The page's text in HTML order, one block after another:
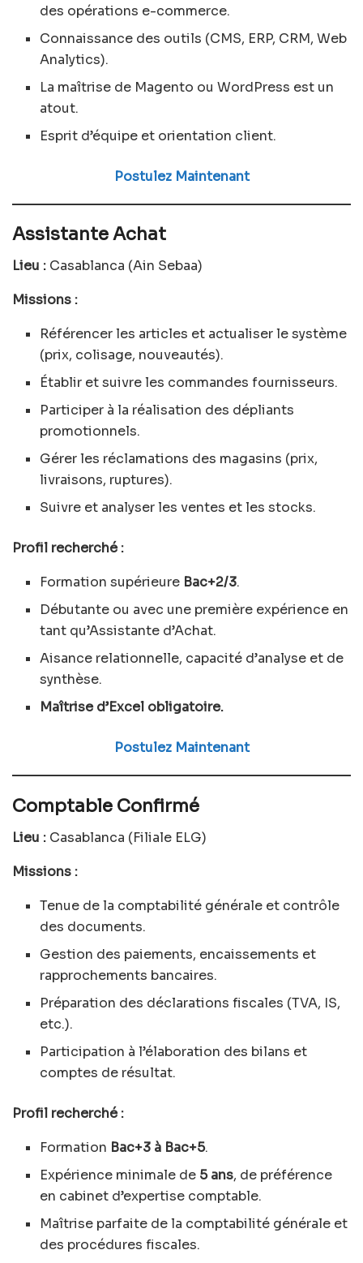
des opérations e-commerce.
Connaissance des outils (CMS, ERP, CRM, Web
Analytics).
La maîtrise de Magento ou WordPress est un
atout.
Esprit d’équipe et orientation client.
Postulez Maintenant
Assistante Achat
Lieu : Casablanca (Ain Sebaa)
Missions :
Référencer les articles et actualiser le système
(prix, colisage, nouveautés).
Établir et suivre les commandes fournisseurs.
Participer à la réalisation des dépliants
promotionnels.
Gérer les réclamations des magasins (prix,
livraisons, ruptures).
Suivre et analyser les ventes et les stocks.
Profil recherché :
Formation supérieure Bac+2/3.
Débutante ou avec une première expérience en
tant qu’Assistante d’Achat.
Aisance relationnelle, capacité d’analyse et de
synthèse.
Maîtrise d’Excel obligatoire.
Postulez Maintenant
Comptable Confirmé
Lieu : Casablanca (Filiale ELG)
Missions :
Tenue de la comptabilité générale et contrôle
des documents.
Gestion des paiements, encaissements et
rapprochements bancaires.
Préparation des déclarations fiscales (TVA, IS,
etc.).
Participation à l’élaboration des bilans et
comptes de résultat.
Profil recherché :
Formation Bac+3 à Bac+5.
Expérience minimale de 5 ans, de préférence
en cabinet d’expertise comptable.
Maîtrise parfaite de la comptabilité générale et
des procédures fiscales.